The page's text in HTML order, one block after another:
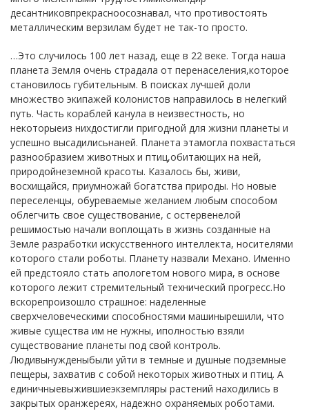
десантниковпрекрасноосознавал, что противостоять
металлическим верзилам будет не так-то просто.
…Это случилось 100 лет назад, еще в 22 веке. Тогда наша
планета Земля очень страдала от перенаселения,которое
становилось губительным. В поисках лучшей доли
множество экипажей колонистов направилось в нелегкий
путь. Часть кораблей канула в неизвестность, но
некоторыеиз нихдостигли пригодной для жизни планеты и
успешно высадилисьнаней. Планета этамогла похвастаться
разнообразием животных и птиц,обитающих на ней,
природойнеземной красоты. Казалось бы, живи,
восхищайся, приумножай богатства природы. Но новые
переселенцы, обуреваемые желанием любым способом
облегчить свое существование, с остервенелой
решимостью начали воплощать в жизнь созданные на
Земле разработки искусственного интеллекта, носителями
которого стали роботы. Планету назвали Механо. Именно
ей предстояло стать апологетом нового мира, в основе
которого лежит стремительный технический прогресс.Но
вскорепроизошло страшное: наделенные
сверхчеловеческими способностями машинырешили, что
живые существа им не нужны, иполностью взяли
существование планеты под свой контроль.
Людивынужденыбыли уйти в темные и душные подземные
пещеры, захватив с собой некоторых животных и птиц. А
единичныевыжившиеэкземпляры растений находились в
закрытых оранжереях, надежно охраняемых роботами.